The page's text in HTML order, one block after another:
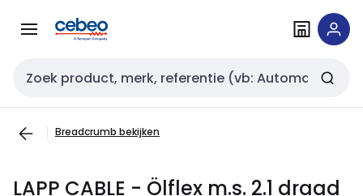
naar
naar
Zoekveld invoer
Breadcrumb bekijken
LAPP CABLE - Ölflex m.s. 2.1 draad